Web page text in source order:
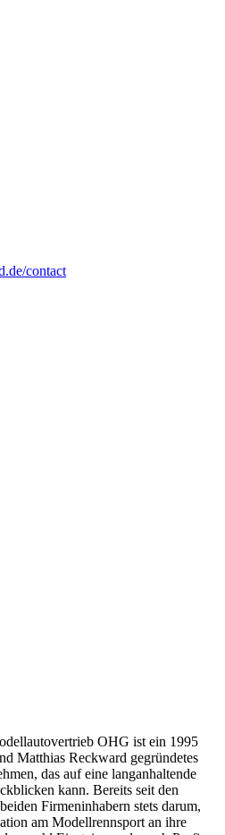
contact
OHG ist ein 1995
Matthias Reckward gegründetes
das auf eine langanhaltende
kann. Bereits seit den
Firmeninhabern stets darum,
am Modellrennsport an ihre